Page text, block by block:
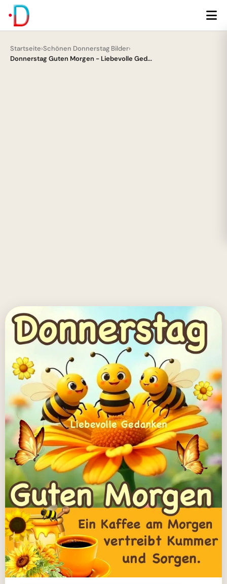
Startseite›Schönen Donnerstag Bilder›
Donnerstag Guten Morgen - Liebevolle Ged...